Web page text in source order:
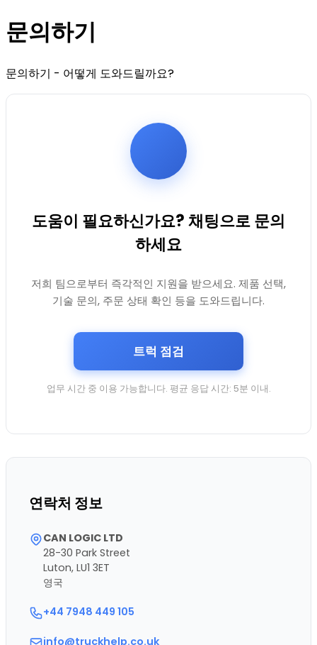
문의하기
문의하기 - 어떻게 도와드릴까요?
도움이 필요하신가요? 채팅으로 문의
하세요
저희 팀으로부터 즉각적인 지원을 받으세요. 제품 선택,
기술 문의, 주문 상태 확인 등을 도와드립니다.
트럭 점검
업무 시간 중 이용 가능합니다. 평균 응답 시간: 5분 이내.
연락처 정보
CAN LOGIC LTD
28-30 Park Street
Luton, LU1 3ET
영국
+44 7948 449 105
info@truckhelp.co.uk